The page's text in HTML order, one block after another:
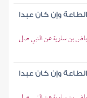
وإن كان عبدا
بن سارية عن النبي صلى
وإن كان عبدا